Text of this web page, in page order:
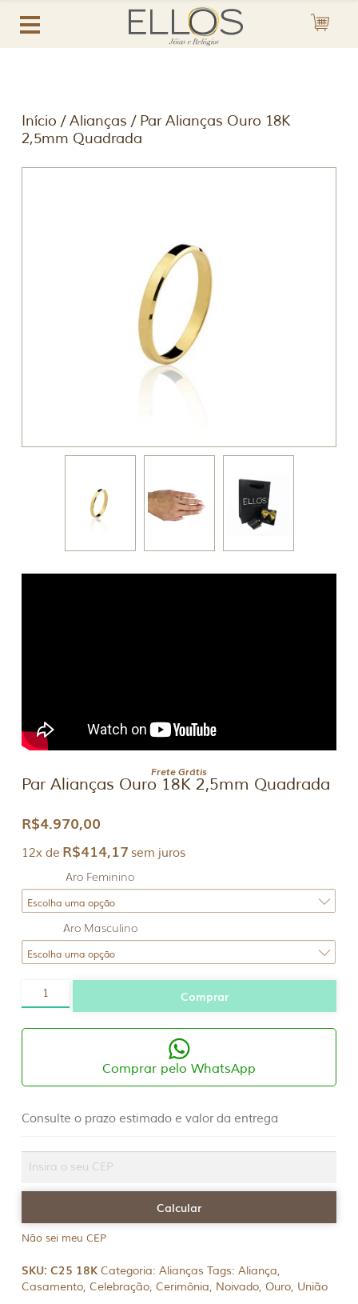
Início /Alianças / Par Alianças Ouro 18K
2,5mm Quadrada
Frete Grátis
Par Alianças Ouro 18K 2,5mm Quadrada
R$4.970,00
12x de R$414,17 sem juros
Aro Feminino
Aro Masculino
Alianças
Ouro
Comprar
Comprar pelo WhatsApp
Consulte o prazo estimado e valor da entrega
Não sei meu CEP
SKU:C25 18K Categoria:Alianças Tags:Aliança,
Casamento,Celebração,Cerimônia, Noivado,Ouro, União